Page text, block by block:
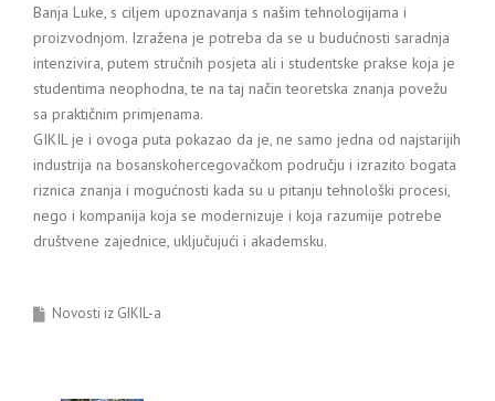
Banja Luke, s ciljem upoznavanja s našim tehnologijama i
proizvodnjom. Izražena je potreba da se u budućnosti saradnja
intenzivira, putem stručnih posjeta ali i studentske prakse koja je
studentima neophodna, te na taj način teoretska znanja povežu
sa praktičnim primjenama.
GIKIL je i ovoga puta pokazao da je, ne samo jedna od najstarijih
industrija na bosanskohercegovačkom području i izrazito bogata
riznica znanja i mogućnosti kada su u pitanju tehnološki procesi,
nego i kompanija koja se modernizuje i koja razumije potrebe
društvene zajednice, uključujući i akademsku.
Novosti iz GIKIL-a